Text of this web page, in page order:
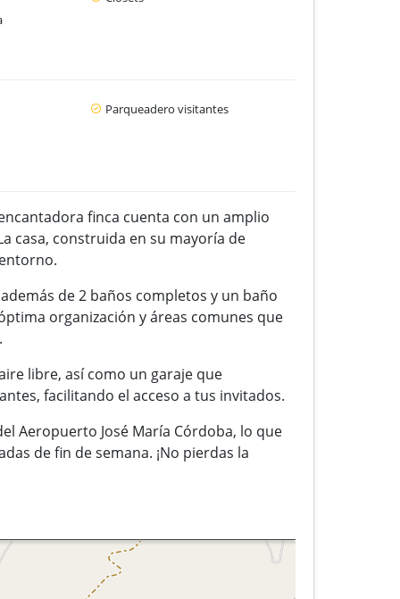
Parqueadero visitantes
finca cuenta con un amplio
casa, construida en su mayoría de
de 2 baños completos y un baño
organización y áreas comunes que
libre, así como un garaje que
facilitando el acceso a tus invitados.
Aeropuerto José María Córdoba, lo que
de fin de semana. ¡No pierdas la